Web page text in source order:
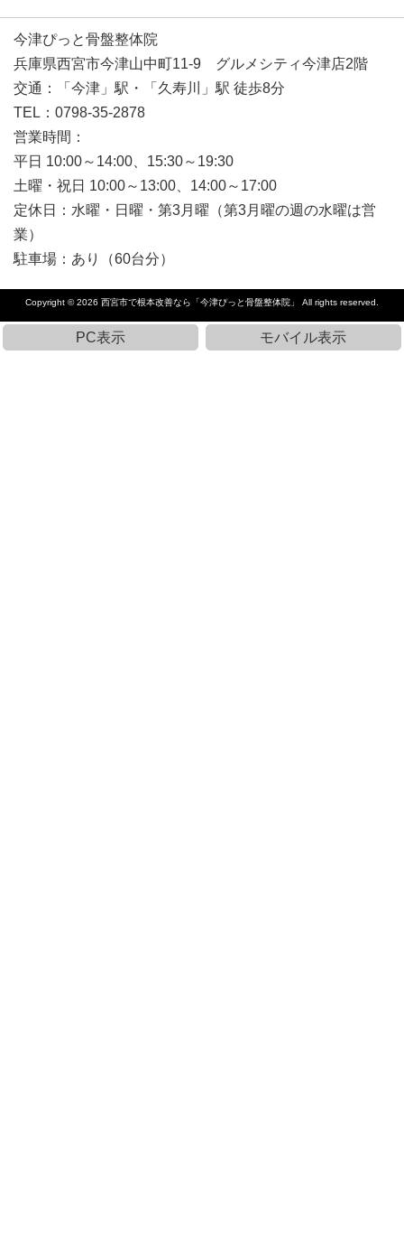
今津ぴっと骨盤整体院
兵庫県西宮市今津山中町11-9 グルメシティ今津店2階
交通：「今津」駅・「久寿川」駅 徒歩8分
TEL：0798-35-2878
営業時間：
平日 10:00～14:00、15:30～19:30
土曜・祝日 10:00～13:00、14:00～17:00
定休日：水曜・日曜・第3月曜（第3月曜の週の水曜は営
業）
駐車場：あり（60台分）
Copyright © 2026 西宮市で根本改善なら「今津ぴっと骨盤整体院」 All rights reserved.
PC表示 モバイル表示